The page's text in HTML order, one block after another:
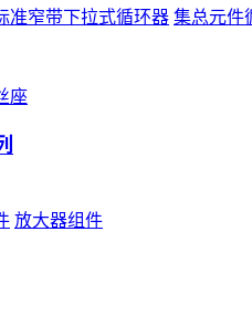
准窄带下拉式循环器 集总元件
座
放大器组件